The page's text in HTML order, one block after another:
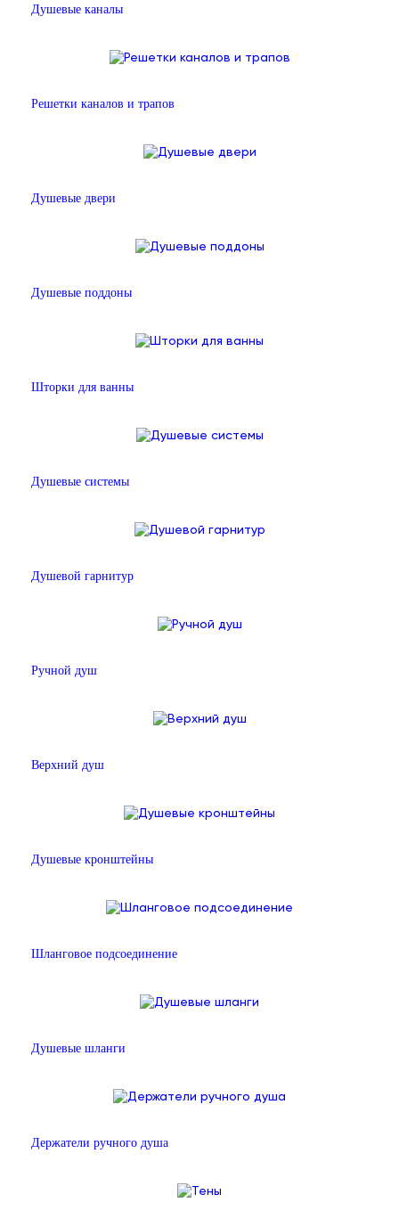
Душевые каналы
Решетки каналов и трапов
Душевые двери
Душевые поддоны
Шторки для ванны
Душевые системы
Душевой гарнитур
Ручной душ
Верхний душ
Душевые кронштейны
Шланговое подсоединение
Душевые шланги
Держатели ручного душа